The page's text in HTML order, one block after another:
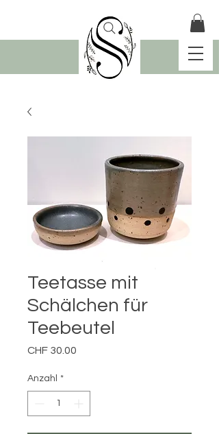
Teetasse mit
Schälchen für
Teebeutel
CHF 30.00
Anzahl *